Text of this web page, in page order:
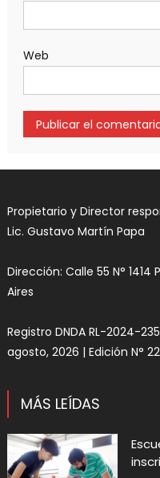
Web
Propietario y Director
Lic. Gustavo Martín Papa
Dirección: Calle 55 N° 1414
Aires
Registro DNDA RL-2024-
agosto, 2026 | Edición N°
MÁS LEÍDAS